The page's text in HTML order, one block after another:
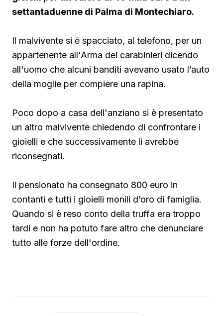
settantaduenne di Palma di Montechiaro.
Il malvivente si è spacciato, al telefono, per un
appartenente all'Arma dei carabinieri dicendo
all'uomo che alcuni banditi avevano usato l’auto
della moglie per compiere una rapina.
Poco dopo a casa dell'anziano si è presentato
un altro malvivente chiedendo di confrontare i
gioielli e che successivamente li avrebbe
riconsegnati.
Il pensionato ha consegnato 800 euro in
contanti e tutti i gioielli monili d’oro di famiglia.
Quando si è reso conto della truffa era troppo
tardi e non ha potuto fare altro che denunciare
tutto alle forze dell'ordine.